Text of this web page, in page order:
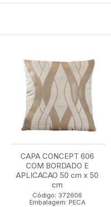
CAPA CONCEPT 606
COM BORDADO E
APLICACAO 50 cm x 50
cm
Código: 372606
Embalagem: PECA